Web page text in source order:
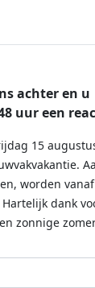
achter en u
uur een
15
worden
dank
zonnige